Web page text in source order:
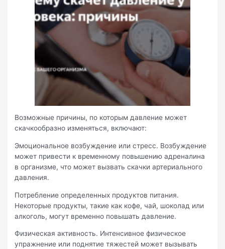
Возможные причины, по которым давление может
скачкообразно изменяться, включают:
Эмоциональное возбуждение или стресс. Возбуждение
может привести к временному повышению адреналина
в организме, что может вызвать скачки артериального
давления.
Потребление определенных продуктов питания.
Некоторые продукты, такие как кофе, чай, шоколад или
алкоголь, могут временно повышать давление.
Физическая активность. Интенсивное физическое
упражнение или поднятие тяжестей может вызывать